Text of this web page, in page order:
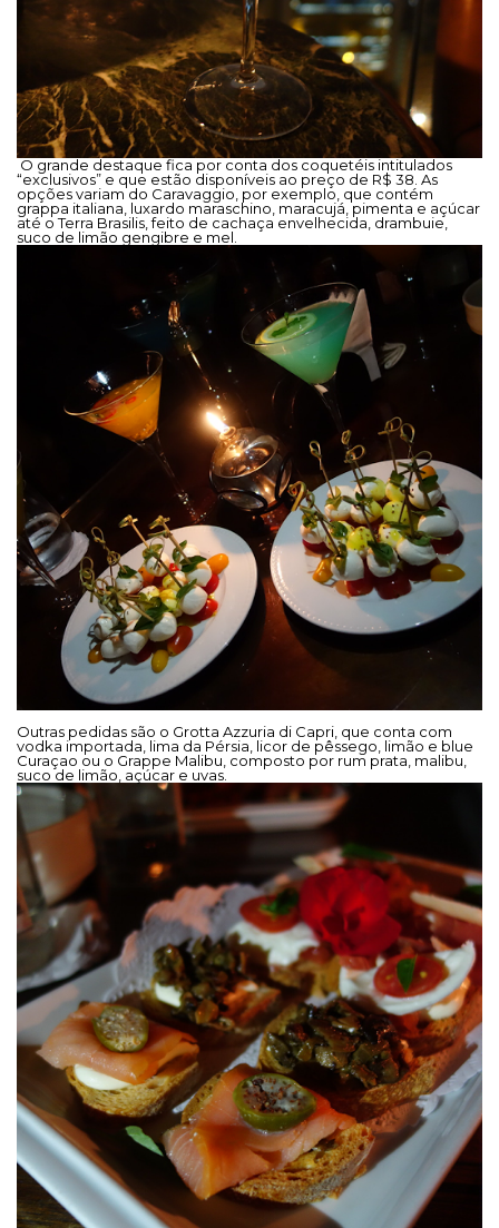
O grande destaque fica por conta dos coquetéis intitulados
“exclusivos” e que estão disponíveis ao preço de R$ 38. As
opções variam do Caravaggio, por exemplo, que contém
grappa italiana, luxardo maraschino, maracujá, pimenta e açúcar
até o Terra Brasilis, feito de cachaça envelhecida, drambuie,
suco de limão gengibre e mel.
Outras pedidas são o Grotta Azzuria di Capri, que conta com
vodka importada, lima da Pérsia, licor de pêssego, limão e blue
Curaçao ou o Grappe Malibu, composto por rum prata, malibu,
suco de limão, açúcar e uvas.